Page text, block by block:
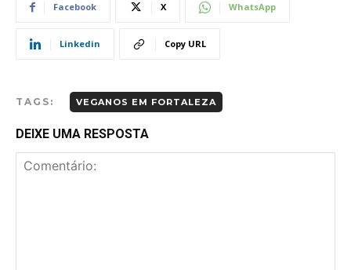
Facebook X WhatsApp
Linkedin Copy URL
TAGS: VEGANOS EM FORTALEZA
DEIXE UMA RESPOSTA